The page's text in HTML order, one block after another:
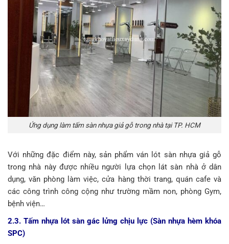
Ứng dụng làm tấm sàn nhựa giả gỗ trong nhà tại TP. HCM
Với những đặc điểm này, sản phẩm ván lót sàn nhựa giả gỗ
trong nhà này được nhiều người lựa chọn lát sàn nhà ở dân
dụng, văn phòng làm việc, cửa hàng thời trang, quán cafe và
các công trình công cộng như trường mầm non, phòng Gym,
bệnh viện…
2.3. Tấm nhựa lót sàn gác lửng chịu lực (Sàn nhựa hèm khóa
SPC)